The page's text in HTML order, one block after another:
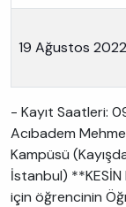
19 Ağustos 2022
- Kayıt Saatleri:
Acıbadem
Kampüsü
İstanbul) **KESİN
için öğrencinin